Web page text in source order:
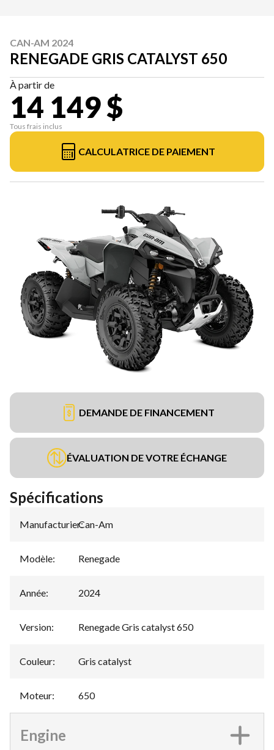
CAN-AM 2024
RENEGADE GRIS CATALYST 650
À partir de
14 149 $
Tous frais inclus
CALCULATRICE DE PAIEMENT
DEMANDE DE FINANCEMENT
ÉVALUATION DE VOTRE ÉCHANGE
Spécifications
Manufacturier:
Can-Am
Modèle: Renegade
Année: 2024
Version: Renegade Gris catalyst 650
Couleur: Gris catalyst
Moteur: 650
Engine